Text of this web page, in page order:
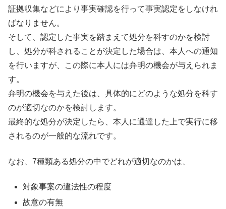
証拠収集などにより事実確認を行って事実認定をしなけれ
ばなりません。
そして、認定した事実を踏まえて処分を科すのかを検討
し、処分が科されることが決定した場合は、本人への通知
を行いますが、この際に本人には弁明の機会が与えられま
す。
弁明の機会を与えた後は、具体的にどのような処分を科す
のが適切なのかを検討します。
最終的な処分が決定したら、本人に通達した上で実行に移
されるのが一般的な流れです。
なお、7種類ある処分の中でどれが適切なのかは、
対象事案の違法性の程度
故意の有無